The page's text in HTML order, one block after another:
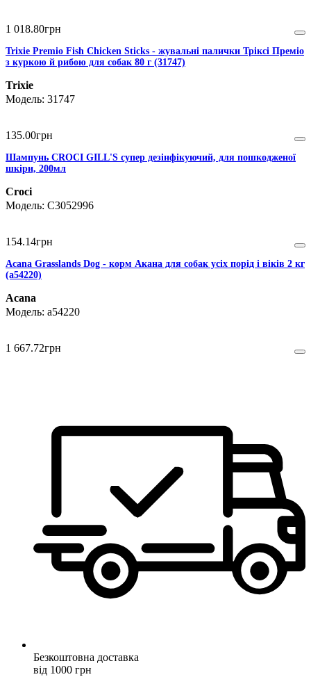
1 018.80грн
Trixie Premio Fish Chicken Sticks - жувальні палички Тріксі Преміо
з куркою й рибою для собак 80 г (31747)
Trixie
31747
135.00грн
Шампунь CROCI GILL'S супер дезінфікуючий, для пошкодженої
шкіри, 200мл
Croci
C3052996
154.14грн
Acana Grasslands Dog - корм Акана для собак усіх порід і віків 2 кг
(a54220)
Acana
a54220
1 667.72грн
Безкоштовна доставка
від 1000 грн